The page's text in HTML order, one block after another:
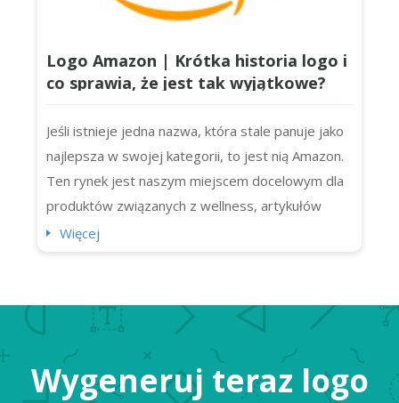
Logo Amazon | Krótka historia logo i
co sprawia, że jest tak wyjątkowe?
Jeśli istnieje jedna nazwa, która stale panuje jako
najlepsza w swojej kategorii, to jest nią Amazon.
Ten rynek jest naszym miejscem docelowym dla
produktów związanych z wellness, artykułów
spożywczych, a nawet programów telewizyjnych!
miliona paczek? Możemy tu praktycznie (i
dosłownie) kupić wszystko,...
Więcej
Wygeneruj teraz logo